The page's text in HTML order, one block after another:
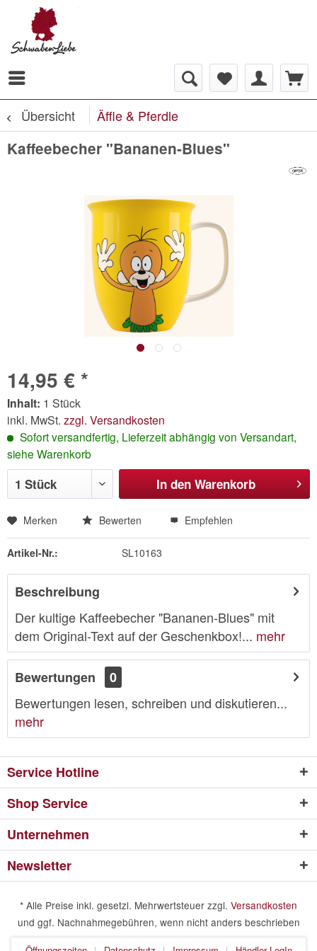
Übersicht Äffle & Pferdle
Kaffeebecher "Bananen-Blues"
14,95 € *
Inhalt: 1 Stück
inkl. MwSt. zzgl. Versandkosten
Sofort versandfertig, Lieferzeit abhängig von Versandart,
siehe Warenkorb
In den Warenkorb
Merken Bewerten Empfehlen
Artikel-Nr.: SL10163
Beschreibung
Der kultige Kaffeebecher "Bananen-Blues" mit
dem Original-Text auf der Geschenkbox!... mehr
Bewertungen
0
Bewertungen lesen, schreiben und diskutieren...
mehr
Service Hotline
Shop Service
Unternehmen
Newsletter
* Alle Preise inkl. gesetzl. Mehrwertsteuer zzgl. Versandkosten
und ggf. Nachnahmegebühren, wenn nicht anders beschrieben